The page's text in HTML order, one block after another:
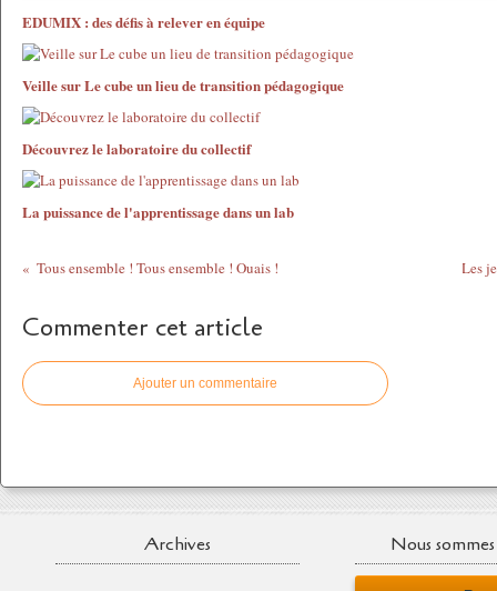
EDUMIX : des défis à relever en équipe
Veille sur Le cube un lieu de transition pédagogique
Découvrez le laboratoire du collectif
La puissance de l'apprentissage dans un lab
Tous ensemble ! Tous ensemble ! Ouais ! Les
Commenter cet article
Ajouter un commentaire
Archives Nous